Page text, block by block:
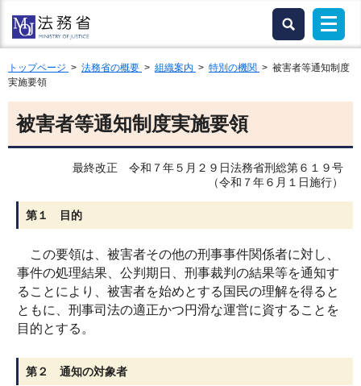
トップページ > 法務省の概要 > 組織案内 > 特別の機関 > 被害者等通知制度
実施要領
被害者等通知制度実施要領
最終改正 令和７年５月２９日法務省刑総第６１９号
（令和７年６月１日施行）
第１ 目的
この要領は、被害者その他の刑事事件関係者に対し、
事件の処理結果、公判期日、刑事裁判の結果等を通知す
ることにより、被害者を始めとする国民の理解を得ると
ともに、刑事司法の適正かつ円滑な運営に資することを
目的とする。
第２ 通知の対象者